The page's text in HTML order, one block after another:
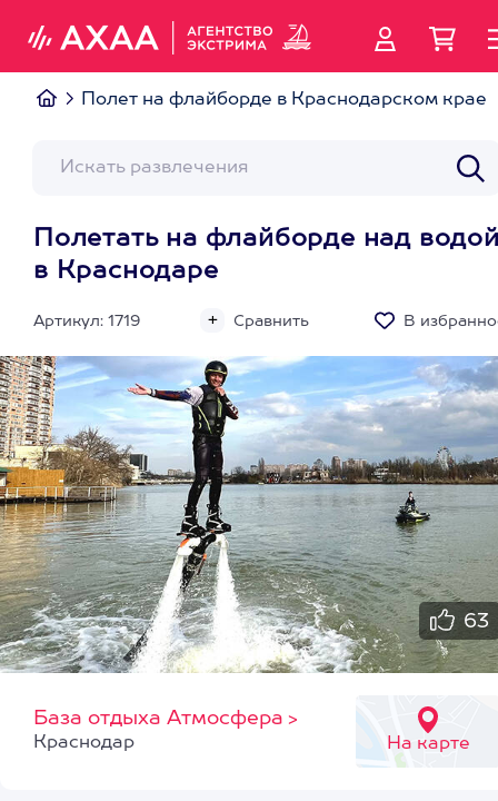
Полет на флайборде в Краснодарском крае
Полетать на флайборде над
в Краснодаре
Артикул: 1719 Сравнить В
63
База отдыха Атмосфера >
На карте
Краснодар